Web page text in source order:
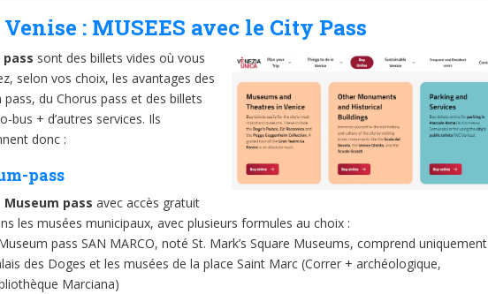
Venise : MUSEES avec le City Pass
pass sont des billets vides où vous
selon vos choix, les avantages des
pass, du Chorus pass et des billets
bus + d’autres services. Ils
donc :
pass
Museum pass avec accès gratuit
les musées municipaux, avec plusieurs formules au choix :
pass SAN MARCO, noté St. Mark’s Square Museums, comprend
des Doges et les musées de la place Saint Marc (Correr + archéologique,
Marciana)